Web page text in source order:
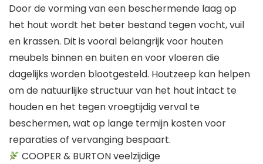
Door de vorming van een beschermende laag op
het hout wordt het beter bestand tegen vocht, vuil
en krassen. Dit is vooral belangrijk voor houten
meubels binnen en buiten en voor vloeren die
dagelijks worden blootgesteld. Houtzeep kan helpen
om de natuurlijke structuur van het hout intact te
houden en het tegen vroegtijdig verval te
beschermen, wat op lange termijn kosten voor
reparaties of vervanging bespaart.
COOPER & BURTON veelzijdige